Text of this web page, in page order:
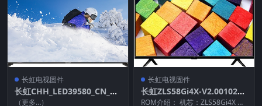
长虹电视固件
长虹CHH_LED39580_CN_RT
D2648_PCB5635-C_TPT390J
（更多…）
长虹电视固件
长虹ZLS58Gi4X-V2.00102整
机原厂刷机固件下载
ROM介绍： 机芯：ZLS58Gi4X 固